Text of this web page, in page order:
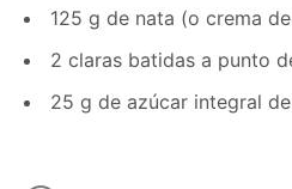
125 g de nata (o crema
2 claras batidas a punto
25 g de azúcar integral